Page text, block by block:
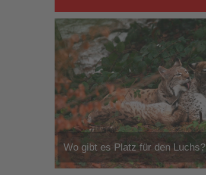
Wo gibt es Platz für den Luchs?